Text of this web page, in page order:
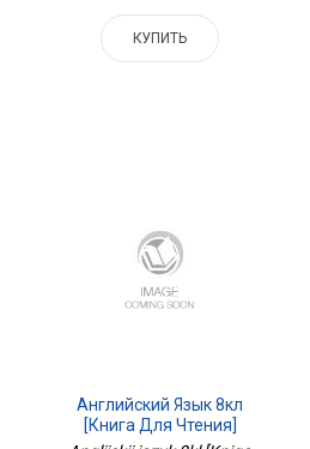
КУПИТЬ
Английский Язык 8кл
[Книга Для Чтения]